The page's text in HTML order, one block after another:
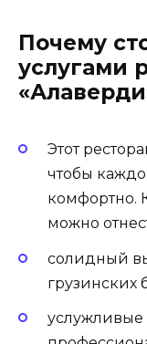
Почему
услугами
Этот
чтобы
комфортно.
можно
солидный
грузинских